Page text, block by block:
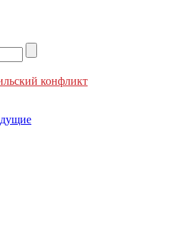
конфликт